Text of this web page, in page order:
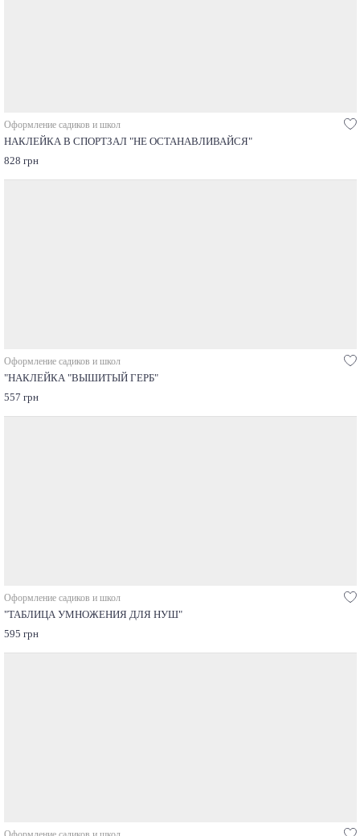
Оформление садиков и школ
НАКЛЕЙКА В СПОРТЗАЛ "НЕ ОСТАНАВЛИВАЙСЯ"
828 грн
Оформление садиков и школ
"НАКЛЕЙКА "ВЫШИТЫЙ ГЕРБ"
557 грн
Оформление садиков и школ
"ТАБЛИЦА УМНОЖЕНИЯ ДЛЯ НУШ"
595 грн